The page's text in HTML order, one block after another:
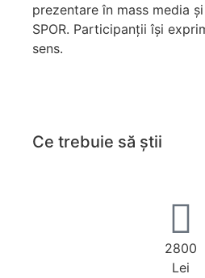
prezentare în mass media
SPOR. Participanții își
sens.
Ce trebuie să știi
2800
Lei